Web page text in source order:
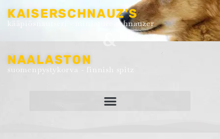
KAISERSCHNAUZ'S
kääpiösnautseri - miniature schnauzer
&
NAALASTON
suomenpystykorva - finnish spitz